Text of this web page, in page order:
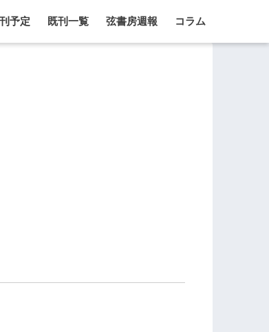
予定 既刊一覧 弦書房週報 コラム